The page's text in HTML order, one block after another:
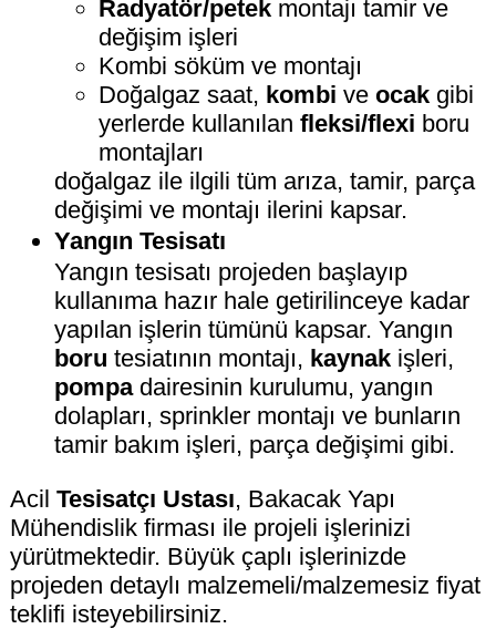
Radyatör/petek montajı tamir ve
değişim işleri
Kombi söküm ve montajı
Doğalgaz saat, kombi veocak gibi
yerlerde kullanılanfleksi/flexi boru
montajları
doğalgaz ile ilgili tüm arıza, tamir, parça
değişimi ve montajı ilerini kapsar.
Yangın Tesisatı
Yangın tesisatı projeden başlayıp
kullanıma hazır hale getirilinceye kadar
yapılan işlerin tümünü kapsar. Yangın
boru tesiatının montajı, kaynak işleri,
pompadairesinin kurulumu, yangın
dolapları, sprinkler montajı ve bunların
tamir bakım işleri, parça değişimi gibi.
AcilTesisatçı Ustası, Bakacak Yapı
Mühendislik firması ile projeli işlerinizi
yürütmektedir. Büyük çaplı işlerinizde
projeden detaylı malzemeli/malzemesiz fiyat
teklifi isteyebilirsiniz.